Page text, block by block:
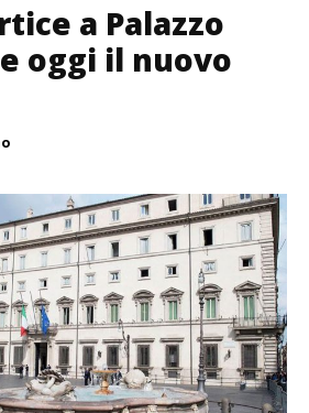
a Palazzo
oggi il nuovo